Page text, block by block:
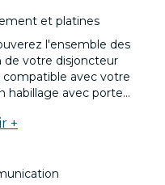
et platines
l'ensemble des
de votre disjoncteur
avec votre
habillage avec porte...
+